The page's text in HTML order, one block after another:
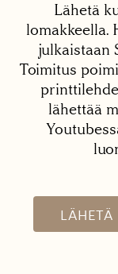
Lähetä
lomakkeella.
julkaistaan
Toimitus
lähettää